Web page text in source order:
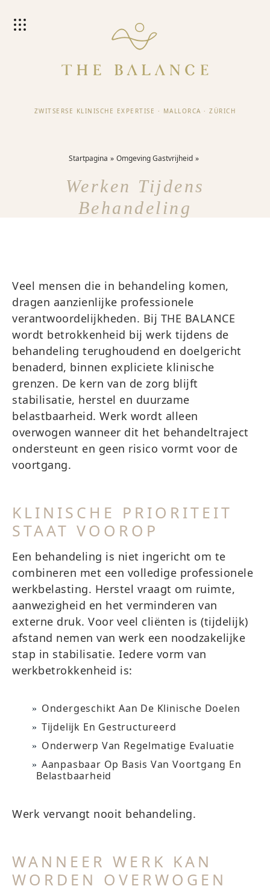
ZWITSERSE KLINISCHE EXPERTISE · MALLORCA · ZÜRICH
Startpagina Omgeving Gastvrijheid
Werken Tijdens
Behandeling
Veel mensen die in behandeling komen,
dragen aanzienlijke professionele
verantwoordelijkheden. Bij THE BALANCE
wordt betrokkenheid bij werk tijdens de
behandeling terughoudend en doelgericht
benaderd, binnen expliciete klinische
grenzen. De kern van de zorg blijft
stabilisatie, herstel en duurzame
belastbaarheid. Werk wordt alleen
overwogen wanneer dit het behandeltraject
ondersteunt en geen risico vormt voor de
voortgang.
KLINISCHE PRIORITEIT
STAAT VOOROP
Een behandeling is niet ingericht om te
combineren met een volledige professionele
werkbelasting. Herstel vraagt om ruimte,
aanwezigheid en het verminderen van
externe druk. Voor veel cliënten is (tijdelijk)
afstand nemen van werk een noodzakelijke
stap in stabilisatie. Iedere vorm van
werkbetrokkenheid is:
Ondergeschikt Aan De Klinische Doelen
Tijdelijk En Gestructureerd
Onderwerp Van Regelmatige Evaluatie
Aanpasbaar Op Basis Van Voortgang En
Belastbaarheid
Werk vervangt nooit behandeling.
WANNEER WERK KAN
WORDEN OVERWOGEN